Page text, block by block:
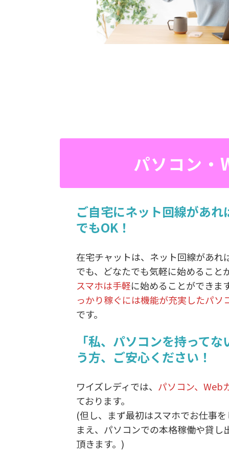
パソコン・
ご自宅にネット回線があれ
でもOK！
在宅チャットは、ネット回線があれ
でも、どなたでも気軽に始めること
スマホは手軽に始めることができま
っかり稼ぐには機能が充実したパソ
です。
「私、パソコンを持って
う方、ご安心ください！
ワイズレディでは、 パソコン、Web
ております。
(但し、まず最初はスマホでお仕事
まえ、パソコンでの本格稼働や貸し
頂きます。)